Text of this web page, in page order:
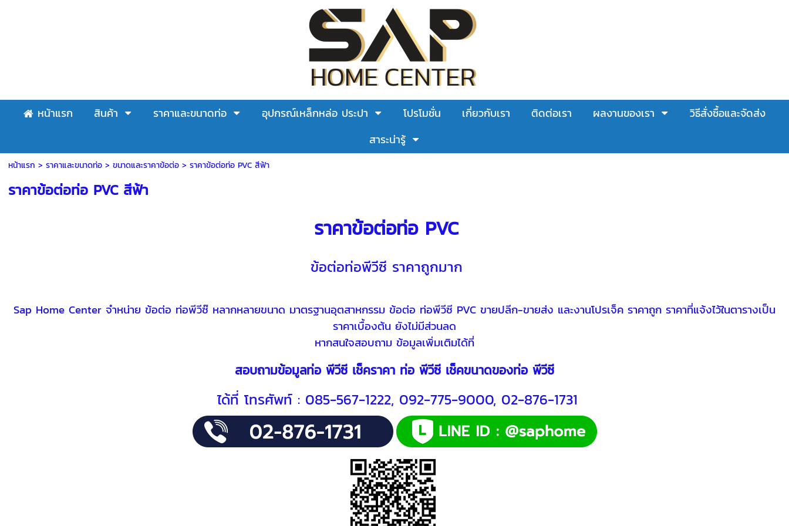
หน้าแรก สินค้า ราคาและขนาดท่อ อุปกรณ์เหล็กหล่อ ประปา โปรโมชั่น เกี่ยวกับเรา ติดต่อเรา ผลงานของเรา
วิธีสั่งซื้อและจัดส่ง
สาระน่ารู้
หน้าแรก > ราคาและขนาดท่อ > ขนาดและราคาข้อต่อ> ราคาข้อต่อท่อ PVC สีฟ้า
ราคาข้อต่อท่อ PVC สีฟ้า
ราคาข้อต่อท่อ PVC
ข้อต่อท่อพีวีซี ราคาถูกมาก
Sap Home Center จำหน่าย ข้อต่อ ท่อพีวีซ๊ หลากหลายขนาด มาตรฐานอุตสาหกรรม ข้อต่อ ท่อพีวีซี PVC ขายปลีก-ขายส่ง และงานโปรเจ็ค ราคาถูก ราคาที่แจ้งไว้ในตารางเป็น
ราคาเบื้องต้น ยังไม่มีส่วนลด
หากสนใจสอบถาม ข้อมูลเพิ่มเติมได้ที่
สอบถามข้อมูลท่อ พีวีซี เช็คราคา ท่อ พีวีซี เช็คขนาดของท่อ พีวีซี
ได้ที่ โทรศัพท์ : 085-567-1222, 092-775-9000, 02-876-1731